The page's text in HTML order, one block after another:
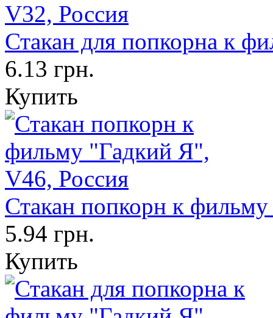
Стакан для попкорна к
6.13 грн.
Купить
Стакан попкорн к
5.94 грн.
Купить